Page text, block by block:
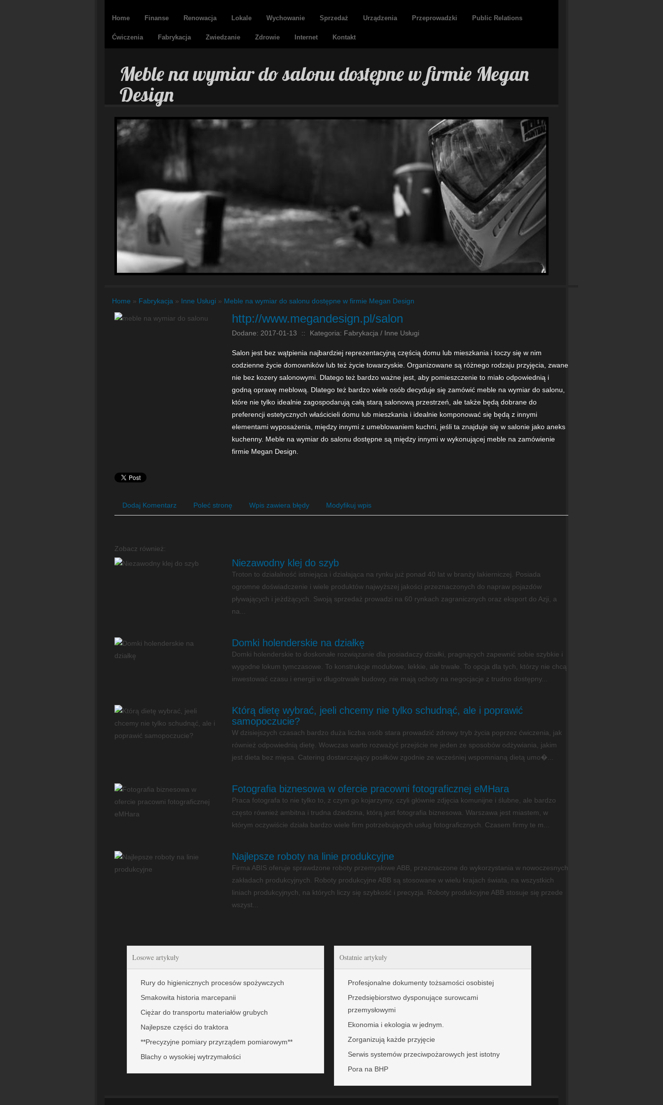
Home Finanse Renowacja Lokale Wychowanie Sprzedaż Urządzenia Przeprowadzki Public Relations
Ćwiczenia Fabrykacja Zwiedzanie Zdrowie Internet Kontakt
Meble na wymiar do salonu dostępne w firmie Megan
Design
Home » Fabrykacja » Inne Usługi » Meble na wymiar do salonu dostępne w firmie Megan Design
http://www.megandesign.pl/salon
Dodane: 2017-01-13 :: Kategoria: Fabrykacja / Inne Usługi
Salon jest bez wątpienia najbardziej reprezentacyjną częścią domu lub mieszkania i toczy się w nim
codzienne życie domowników lub też życie towarzyskie. Organizowane są różnego rodzaju przyjęcia, zwane
nie bez kozery salonowymi. Dlatego też bardzo ważne jest, aby pomieszczenie to miało odpowiednią i
godną oprawę meblową. Dlatego też bardzo wiele osób decyduje się zamówić meble na wymiar do salonu,
które nie tylko idealnie zagospodarują całą starą salonową przestrzeń, ale także będą dobrane do
preferencji estetycznych właścicieli domu lub mieszkania i idealnie komponować się będą z innymi
elementami wyposażenia, między innymi z umeblowaniem kuchni, jeśli ta znajduje się w salonie jako aneks
kuchenny. Meble na wymiar do salonu dostępne są między innymi w wykonującej meble na zamówienie
firmie Megan Design.
Dodaj Komentarz Poleć stronę Wpis zawiera błędy Modyfikuj wpis
Zobacz również:
Niezawodny klej do szyb
Troton to działalność istniejąca i działająca na rynku już ponad 40 lat w branży lakierniczej. Posiada
ogromne doświadczenie i wiele produktów najwyższej jakości przeznaczonych do napraw pojazdów
pływających i jeżdżących. Swoją sprzedaż prowadzi na 60 rynkach zagranicznych oraz eksport do Azji, a
na...
Domki holenderskie na działkę
Domki holenderskie to doskonałe rozwiązanie dla posiadaczy działki, pragnących zapewnić sobie szybkie i
wygodne lokum tymczasowe. To konstrukcje modułowe, lekkie, ale trwałe. To opcja dla tych, którzy nie chcą
inwestować czasu i energii w długotrwałe budowy, nie mają ochoty na negocjacje z trudno dostępny...
Którą dietę wybrać, jeeli chcemy nie tylko schudnąć, ale i poprawić
samopoczucie?
W dzisiejszych czasach bardzo duża liczba osób stara prowadzić zdrowy tryb życia poprzez ćwiczenia, jak
również odpowiednią dietę. Wowczas warto rozważyć przejście ne jeden ze sposobów odżywiania, jakim
jest dieta bez mięsa. Catering dostarczający posiłków zgodnie ze wcześniej wspomnianą dietą umo�...
Fotografia biznesowa w ofercie pracowni fotograficznej eMHara
Praca fotografa to nie tylko to, z czym go kojarzymy, czyli głównie zdjęcia komunijne i ślubne, ale bardzo
często również ambitna i trudna dziedzina, którą jest fotografia biznesowa. Warszawa jest miastem, w
którym oczywiście działa bardzo wiele firm potrzebujących usług fotograficznych. Czasem firmy te m...
Najlepsze roboty na linie produkcyjne
Firma ABIS oferuje sprawdzone roboty przemysłowe ABB, przeznaczone do wykorzystania w nowoczesnych
zakładach produkcyjnych. Roboty produkcyjne ABB są stosowane w wielu krajach świata, na wszystkich
liniach produkcyjnych, na których liczy się szybkość i precyzja. Roboty produkcyjne ABB stosuje się przede
wszyst...
Losowe artykuły
Rury do higienicznych procesów spożywczych
Smakowita historia marcepanii
Ciężar do transportu materiałów grubych
Najlepsze części do traktora
**Precyzyjne pomiary przyrządem pomiarowym**
Blachy o wysokiej wytrzymałości
Ostatnie artykuły
Profesjonalne dokumenty tożsamości osobistej
Przedsiębiorstwo dysponujące surowcami
przemysłowymi
Ekonomia i ekologia w jednym.
Zorganizują każde przyjęcie
Serwis systemów przeciwpożarowych jest istotny
Pora na BHP